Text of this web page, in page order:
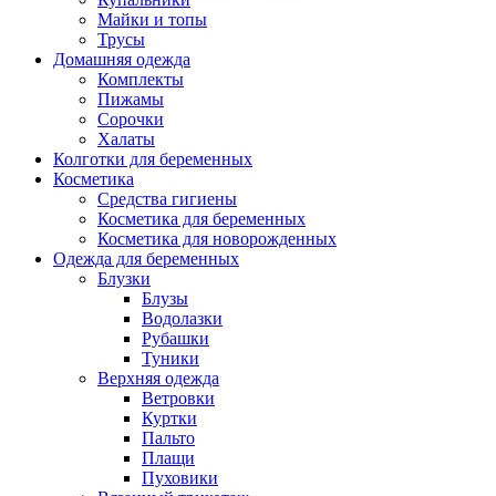
Майки и топы
Трусы
Домашняя одежда
Комплекты
Пижамы
Сорочки
Халаты
Колготки для беременных
Косметика
Cредства гигиены
Косметика для беременных
Косметика для новорожденных
Одежда для беременных
Блузки
Блузы
Водолазки
Рубашки
Туники
Верхняя одежда
Ветровки
Куртки
Пальто
Плащи
Пуховики